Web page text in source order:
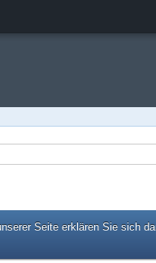
Seite erklären Sie sich